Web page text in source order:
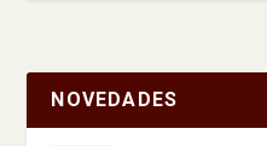
NOVEDADES